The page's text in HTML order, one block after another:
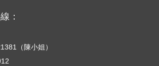
：
（陳小姐）